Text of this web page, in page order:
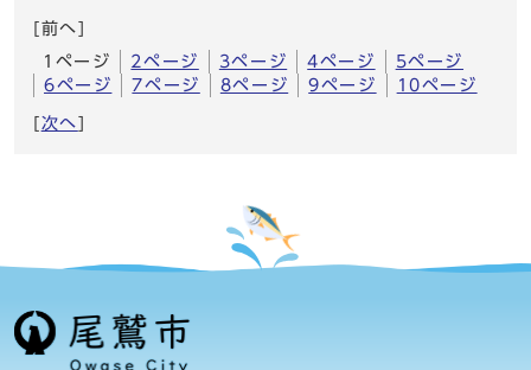
[前へ]
1ページ
2ページ 3ページ 4ページ
5ページ
6ページ
7ページ 8ページ 9ページ 10ページ
次へ